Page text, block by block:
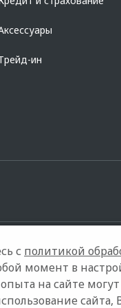
ин
модели Контакты
с политикой
момент в
на сайте